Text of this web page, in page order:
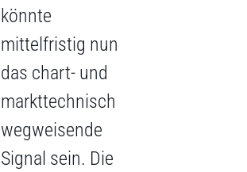
könnte
mittelfristig nun
das chart- und
markttechnisch
wegweisende
Signal sein. Die